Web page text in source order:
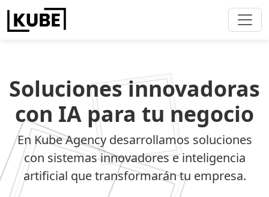
Soluciones innovadoras
con IA para tu negocio
En Kube Agency desarrollamos soluciones
con sistemas innovadores e inteligencia
artificial que transformarán tu empresa.